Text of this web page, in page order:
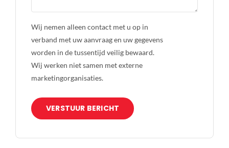
Wij nemen alleen contact met u op in
verband met uw aanvraag en uw gegevens
worden in de tussentijd veilig bewaard.
Wij werken niet samen met externe
marketingorganisaties.
VERSTUUR BERICHT